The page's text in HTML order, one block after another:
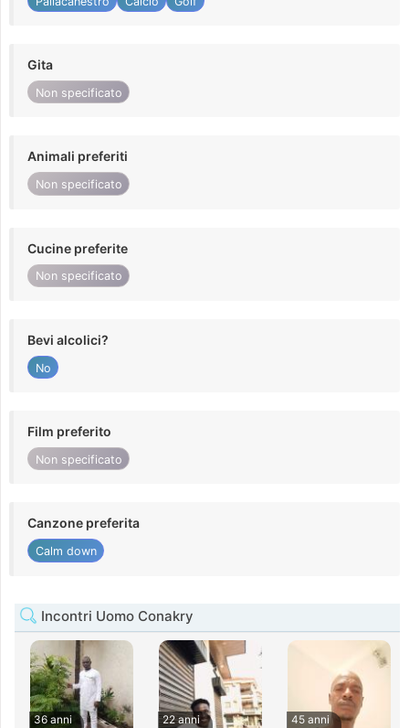
Gita
Non specificato
Animali preferiti
Non specificato
Cucine preferite
Non specificato
Bevi alcolici?
No
Film preferito
Non specificato
Canzone preferita
Calm down
Incontri Uomo Conakry
36 anni
22 anni
45 anni